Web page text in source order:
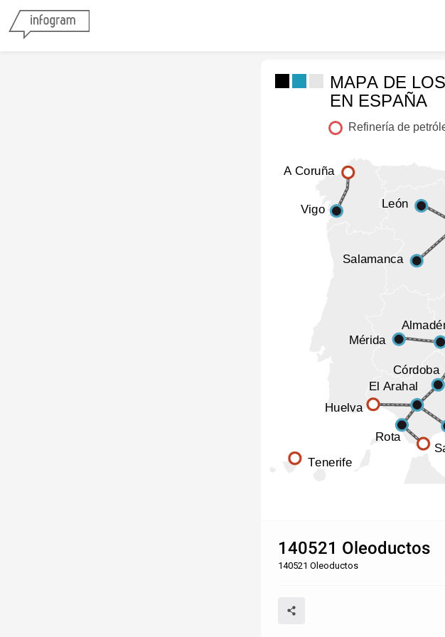
MAPA DE
EN ESPAÑA
Refinería de
A Coruña
León
Vigo
Salamanca
Mérida
Córdoba
El Arahal
Huelva
Rota
Tenerife
140521 Oleoductos
140521 Oleoductos